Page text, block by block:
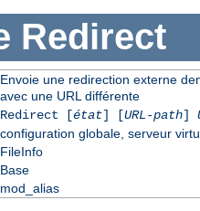
Redirect
Envoie une redirection externe
avec une URL différente
Redirect [état] [URL-path]
configuration globale, serveur
FileInfo
Base
mod_alias